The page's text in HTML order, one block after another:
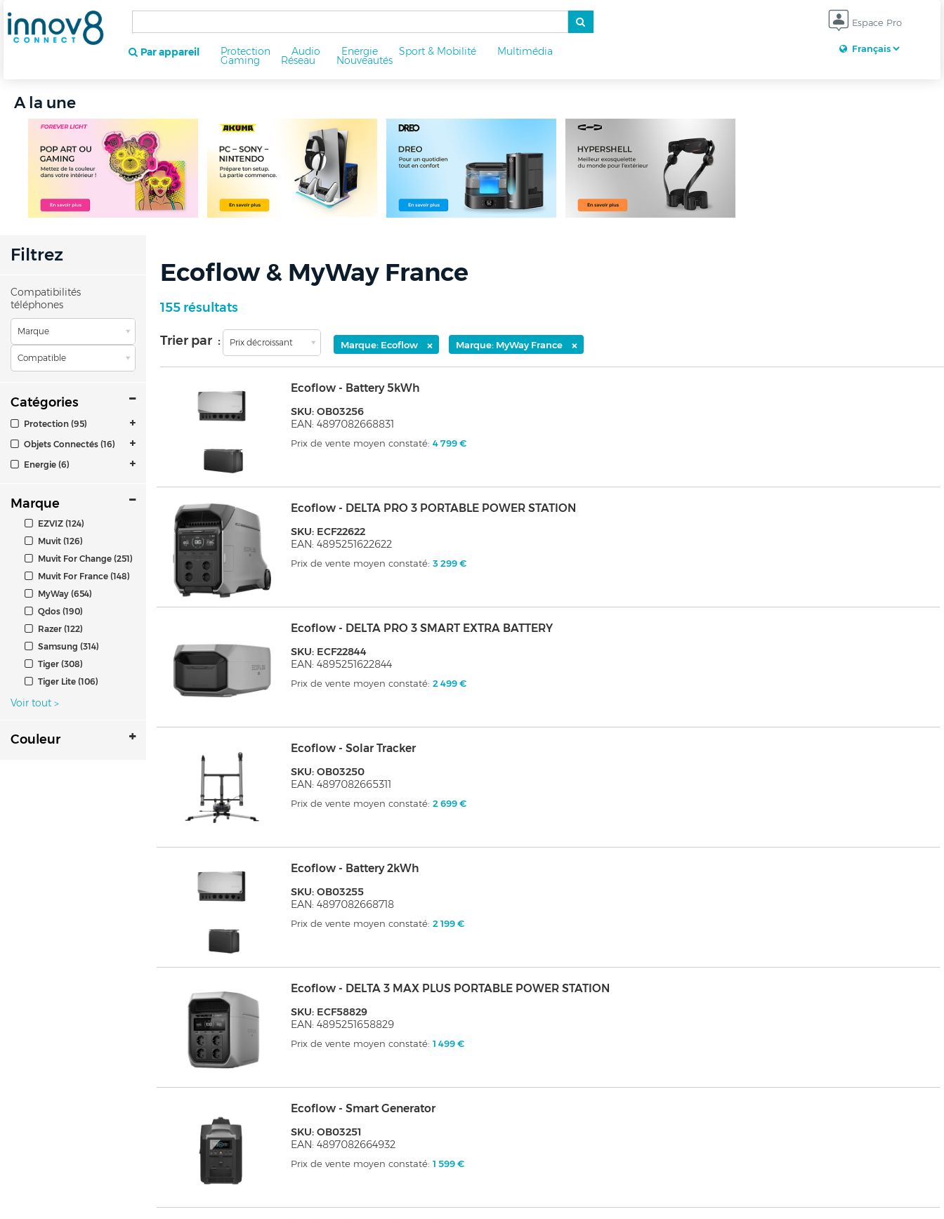
Espace Pro
Par appareil Protection Audio Energie Sport & Mobilité Multimédia
Gaming Réseau Nouveautés
A la une
Filtrez
Compatibilités
téléphones
Marque
Compatible
Catégories
Protection (95)
Objets Connectés (16)
Energie (6)
Marque
EZVIZ (124)
Muvit (126)
Muvit For Change (251)
Muvit For France (148)
MyWay (654)
Qdos (190)
Razer (122)
Samsung (314)
Tiger (308)
Tiger Lite (106)
Voir tout >
Couleur
Ecoflow & MyWay France
155 résultats
Trier par : Prix décroissant Marque: Ecoflow × Marque: MyWay France ×
Ecoflow - Battery 5kWh
SKU: OB03256
EAN: 4897082668831
Prix de vente moyen constaté:4 799 €
Ecoflow - DELTA PRO 3 PORTABLE POWER STATION
SKU: ECF22622
EAN: 4895251622622
Prix de vente moyen constaté:3 299 €
Ecoflow - DELTA PRO 3 SMART EXTRA BATTERY
SKU: ECF22844
EAN: 4895251622844
Prix de vente moyen constaté:2 499 €
Ecoflow - Solar Tracker
SKU: OB03250
EAN: 4897082665311
Prix de vente moyen constaté:2 699 €
Ecoflow - Battery 2kWh
SKU: OB03255
EAN: 4897082668718
Prix de vente moyen constaté:2 199 €
Ecoflow - DELTA 3 MAX PLUS PORTABLE POWER STATION
SKU: ECF58829
EAN: 4895251658829
Prix de vente moyen constaté:1 499 €
Ecoflow - Smart Generator
SKU: OB03251
EAN: 4897082664932
Prix de vente moyen constaté:1 599 €